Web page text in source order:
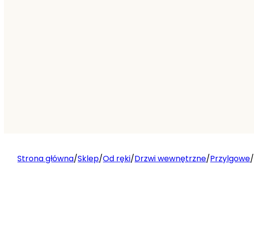
Strona główna/Sklep/Od ręki/Drzwi wewnętrzne/Przylgowe/